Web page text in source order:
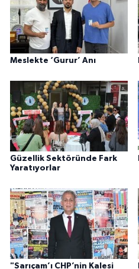
Meslekte ‘Gurur’ Anı
Güzellik Sektöründe Fark
Yaratıyorlar
"Sarıçam’ı CHP’nin Kalesi